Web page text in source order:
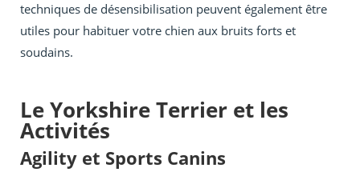
techniques de désensibilisation peuvent également être
utiles pour habituer votre chien aux bruits forts et
soudains.
Le Yorkshire Terrier et les
Activités
Agility et Sports Canins